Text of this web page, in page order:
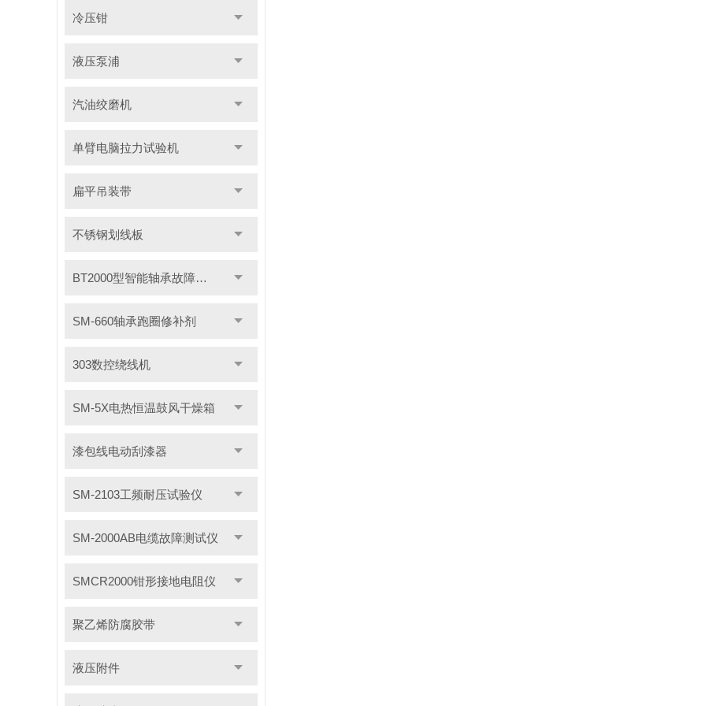
冷压钳
液压泵浦
汽油绞磨机
单臂电脑拉力试验机
扁平吊装带
不锈钢划线板
BT2000型智能轴承故障测试仪
SM-660轴承跑圈修补剂
303数控绕线机
SM-5X电热恒温鼓风干燥箱
漆包线电动刮漆器
SM-2103工频耐压试验仪
SM-2000AB电缆故障测试仪
SMCR2000钳形接地电阻仪
聚乙烯防腐胶带
液压附件